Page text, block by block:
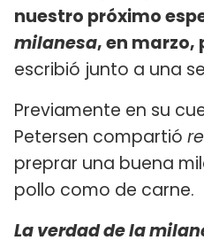
nuestro próximo
milanesa, en marzo,
escribió junto a una
Previamente en su
Petersen compartió
preprar una buena
pollo como de carne.
La verdad de la